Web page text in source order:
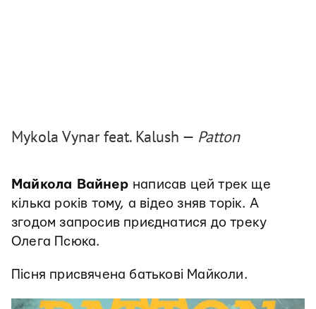
Mykola Vynar feat. Kalush — Patton
Майкола Вайнер написав цей трек ще
кілька років тому, а відео зняв торік. А
згодом запросив приєднатися до треку
Олега Псюка.
Пісня присвячена батькові Майколи.